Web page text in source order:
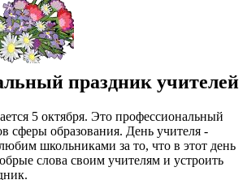
праздник учителей
5 октября. Это профессиональный
сферы образования. День учителя -
школьниками за то, что в этот день
слова своим учителям и устроить